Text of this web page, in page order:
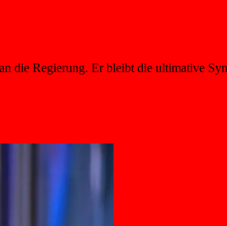
die Regierung. Er bleibt die ultimative